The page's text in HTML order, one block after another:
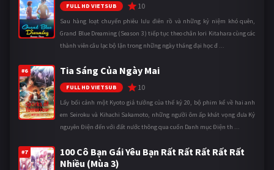
FULL HD VIETSUB 10
Sau hàng loạt chuyến phiêu lưu điên rồ và những kỷ niệm khó quên,
Grand Blue Dreaming (Season 3) tiếp tục theo chân Iori Kitahara cùng các
thành viên câu lạc bộ lặn trong những ngày tháng đại học đ ...
#6 Tia Sáng Của Ngày Mai
FULL HD VIETSUB 10
Lấy bối cảnh một Kyoto giả tưởng của thế kỷ 20, bộ phim kể về hai anh
em Seiroku và Kihachi Sakamoto, những người ôm ấp khát vọng đưa Kỷ
nguyên Điện đến với đất nước thông qua cuốn Danh mục Điện th ...
#7
100 Cô Bạn Gái Yêu Bạn Rất Rất Rất Rất Rất
Nhiều (Mùa 3)